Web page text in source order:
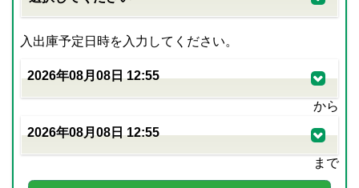
入出庫予定日時を入力してください。
から
まで